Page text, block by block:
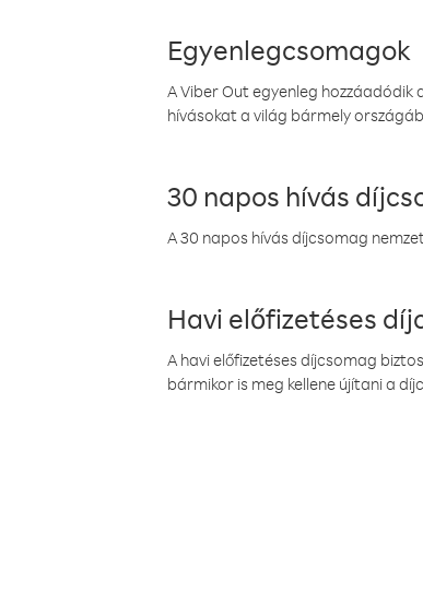
Egyenlegcsomagok
A Viber Out egyenleg
hívásokat a világ bármely
30 napos hívás
A 30 napos hívás díjcsomag
Havi előfizetéses
A havi előfizetéses díjcsomag
bármikor is meg kellene újítani a